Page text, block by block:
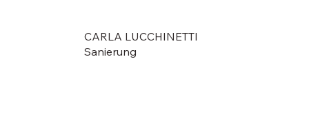
CARLA LUCCHINETTI
Sanierung